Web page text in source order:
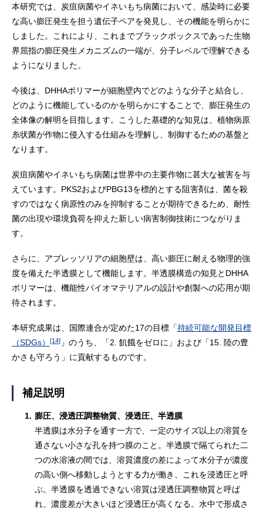
本研究では、炭疽病菌やイネいもち病菌において、感染時に必要
な高い膨圧発生を担う遺伝子ペアを発見し、その機能を明らかに
しました。これにより、これまでブラックボックスであった生物
界屈指の膨圧発生メカニズムの一端が、分子レベルで理解できる
ようになりました。
今後は、DHHAポリマーが細胞壁内でどのような分子と結合し、
どのように機能しているのかを明らかにすることで、膨圧発生の
全体像の解明を目指します。こうした基礎的な知見は、植物病原
糸状菌が作物に侵入する仕組みを理解し、制御するための基盤と
なります。
炭疽病菌やイネいもち病菌は世界中の主要作物に甚大な被害を与
えています。PKS2およびPBG13を標的とする阻害剤は、菌を殺
すのではなく病原性のみを抑制することが期待できるため、耐性
菌の出現や環境負荷を抑えた新しい病害制御技術につながりま
す。
さらに、アプレッソリアの細胞壁は、高い膨圧に耐える物理的強
度を備えた半透膜として機能します。半透膜構造の知見とDHHA
ポリマーは、機能性バイオマテリアルの設計や創製への応用が期
待されます。
本研究成果は、国際連合が定めた17の目標「持続可能な開発目標
（SDGs）
[14] 」のうち、「2. 飢餓をゼロに」および「15. 陸の豊
かさも守ろう」に貢献するものです。
補足説明
1. 膨圧、浸透圧調整物質、浸透圧、半透膜
半透膜は水分子を通す一方で、一定のサイズ以上の溶質を
通さない小さな孔を持つ膜のこと。半透膜で隔てられた二
つの水溶液の間では、溶質濃度の差によって水分子が濃度
の高い側へ移動しようとする力が働き、これを浸透圧と呼
ぶ。半透膜を透過できない溶質は浸透圧調整物質と呼ば
れ、濃度差が大きいほど浸透圧が高くなる。水中で形成さ